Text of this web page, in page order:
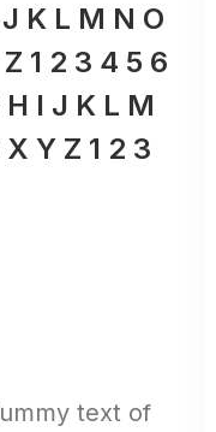
K L M N O
1 2 3 4 5 6
H I J K L M
Y Z 1 2 3
text of